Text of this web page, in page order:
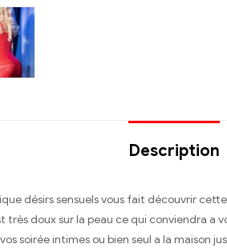
Description
désirs sensuels vous fait découvrir cette
très doux sur la peau ce qui conviendra a
soirée intimes ou bien seul a la maison